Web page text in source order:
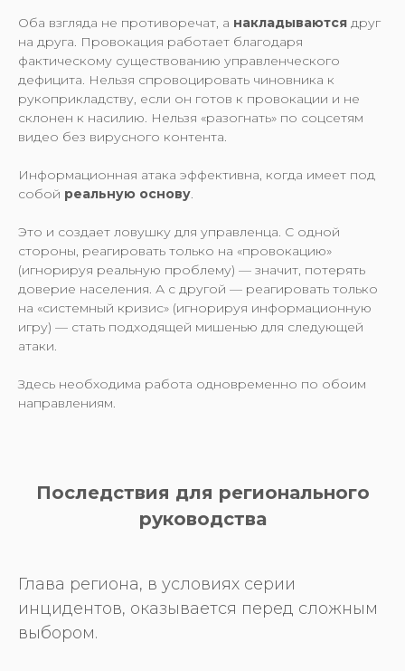
Оба взгляда не противоречат, а накладываются друг
на друга. Провокация работает благодаря
фактическому существованию управленческого
дефицита. Нельзя спровоцировать чиновника к
рукоприкладству, если он готов к провокации и не
склонен к насилию. Нельзя «разогнать» по соцсетям
видео без вирусного контента.
Информационная атака эффективна, когда имеет под
собой реальную основу.
Это и создает ловушку для управленца. С одной
стороны, реагировать только на «провокацию»
(игнорируя реальную проблему) — значит, потерять
доверие населения. А с другой — реагировать только
на «системный кризис» (игнорируя информационную
игру) — стать подходящей мишенью для следующей
атаки.
Здесь необходима работа одновременно по обоим
направлениям.
Последствия для регионального
руководства
Глава региона, в условиях серии
инцидентов, оказывается перед сложным
выбором.